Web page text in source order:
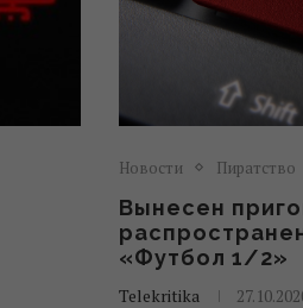
Новости Пиратство
Вынесен
«Футбол 1/2»
Telekritika